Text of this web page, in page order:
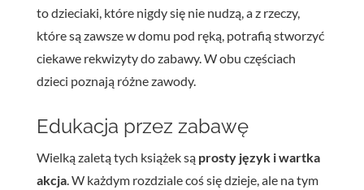
to dzieciaki, które nigdy się nie nudzą, a z rzeczy,
które są zawsze w domu pod ręką, potrafią stworzyć
ciekawe rekwizyty do zabawy. W obu częściach
dzieci poznają różne zawody.
Edukacja przez zabawę
Wielką zaletą tych książek są prosty język i wartka
akcja. W każdym rozdziale coś się dzieje, ale na tym